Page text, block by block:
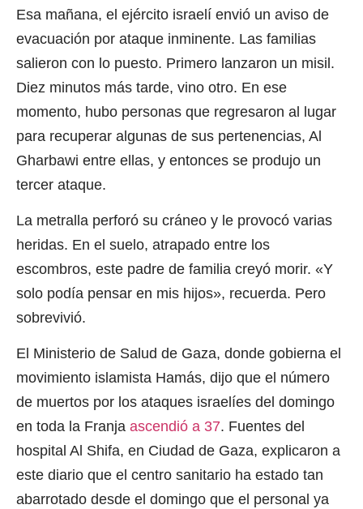
Esa mañana, el ejército israelí envió un aviso de
evacuación por ataque inminente. Las familias
salieron con lo puesto. Primero lanzaron un misil.
Diez minutos más tarde, vino otro. En ese
momento, hubo personas que regresaron al lugar
para recuperar algunas de sus pertenencias, Al
Gharbawi entre ellas, y entonces se produjo un
tercer ataque.
La metralla perforó su cráneo y le provocó varias
heridas. En el suelo, atrapado entre los
escombros, este padre de familia creyó morir. «Y
solo podía pensar en mis hijos», recuerda. Pero
sobrevivió.
El Ministerio de Salud de Gaza, donde gobierna el
movimiento islamista Hamás, dijo que el número
de muertos por los ataques israelíes del domingo
en toda la Franja ascendió a 37. Fuentes del
hospital Al Shifa, en Ciudad de Gaza, explicaron a
este diario que el centro sanitario ha estado tan
abarrotado desde el domingo que el personal ya